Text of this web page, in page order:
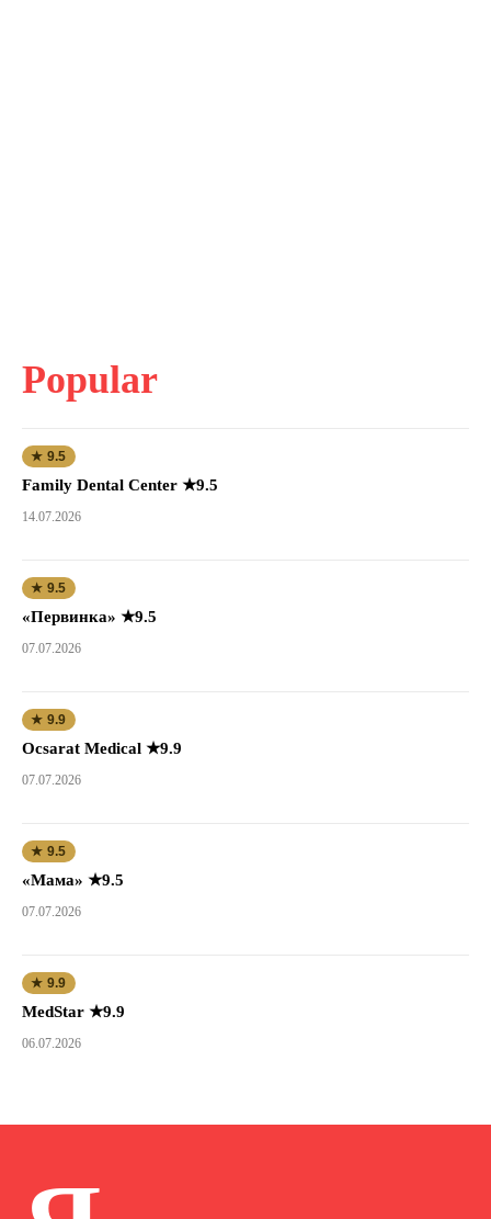
Popular
★ 9.5
Family Dental Center ★9.5
14.07.2026
★ 9.5
«Первинка» ★9.5
07.07.2026
★ 9.9
Ocsarat Medical ★9.9
07.07.2026
★ 9.5
«Мама» ★9.5
07.07.2026
★ 9.9
MedStar ★9.9
06.07.2026